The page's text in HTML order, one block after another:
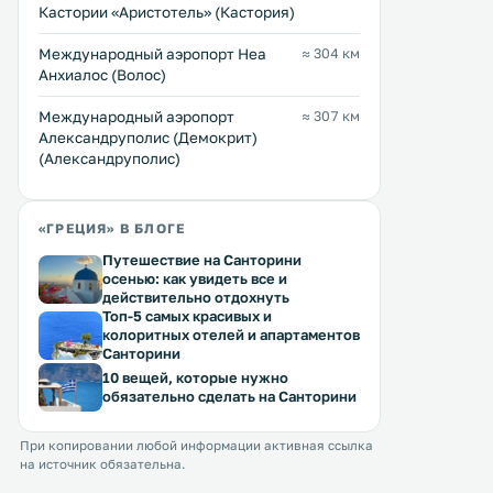
Кастории «Аристотель» (Кастория)
Международный аэропорт Неа
Анхиалос (Волос)
≈ 304 км
Междунарoдный аэропорт
Александруполис (Демокрит)
(Александруполис)
≈ 307 км
«ГРЕЦИЯ» В БЛОГЕ
Путешествие на Санторини
осенью: как увидеть все и
действительно отдохнуть
Топ-5 самых красивых и
колоритных отелей и апартаментов
Санторини
10 вещей, которые нужно
обязательно сделать на Санторини
При копировании любой информации активная ссылка
на источник обязательна.